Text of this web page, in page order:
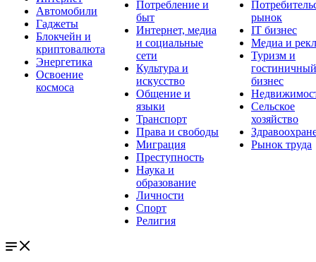
Автомобили
Гаджеты
Блокчейн и
криптовалюта
Энергетика
Освоение
космоса
Потребление и
быт
Интернет, медиа
и социальные
сети
Культура и
искусство
Общение и
языки
Транспорт
Права и свободы
Миграция
Преступность
Наука и
образование
Личности
Спорт
Религия
рынок
IT бизнес
Медиа и
Туризм и
гостиничный
бизнес
Сельское
хозяйство
Рынок труда